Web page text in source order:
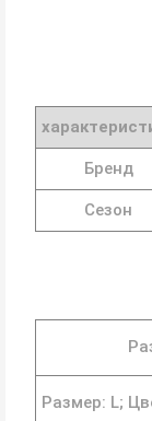
Бренд
Сезон
Размер: L;